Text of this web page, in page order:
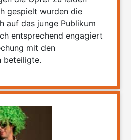
gespielt wurden die
auf das junge Publikum
entsprechend engagiert
mit den
beteiligte.